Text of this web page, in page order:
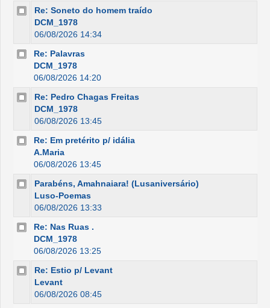
Re: Soneto do homem traído
DCM_1978
06/08/2026 14:34
Re: Palavras
DCM_1978
06/08/2026 14:20
Re: Pedro Chagas Freitas
DCM_1978
06/08/2026 13:45
Re: Em pretérito p/ idália
A.Maria
06/08/2026 13:45
Parabéns, Amahnaiara! (Lusaniversário)
Luso-Poemas
06/08/2026 13:33
Re: Nas Ruas .
DCM_1978
06/08/2026 13:25
Re: Estio p/ Levant
Levant
06/08/2026 08:45